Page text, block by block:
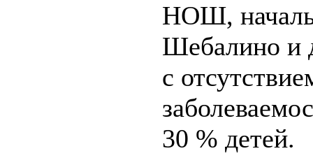
НОШ,
Шебалино и
с
30 % детей.